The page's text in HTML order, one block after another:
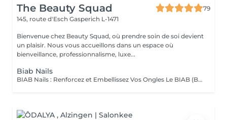
The Beauty Squad
79
145, route d'Esch Gasperich L-1471
Bienvenue chez Beauty Squad, où prendre soin de soi devient
un plaisir. Nous vous accueillons dans un espace où
bienveillance, professionnalisme, luxe...
Biab Nails
BIAB Nails : Renforcez et Embellissez Vos Ongles Le BIAB (Builder In A Bottle) est une base semi-permanente innovante qui renforce vos ongles naturels tout en leur apportant une finition lisse et élégante. Idéal pour les ongles fragiles ou en quête de longueur, il offre une tenue longue durée sans abîmer la plaque de l'ongle. La manucure russe et le massage des mains sont automatiquement inclus dans la prestation. Nous mettons un point d'honneur à vous offrir un environnement aux conditions d'hygiène strictes : matériel désinfecté, stérilisé, à usage unique. La base teintée, pour un résultat propre et naturelle. La couleur simple, pour un résultat élégant. Vous pouvez également vous laisser tenter par une french, de la déco' ou même laisser carte blanche à votre esthéticienne, pour plus d'exclusivité !. Tester c'est l'adopter !